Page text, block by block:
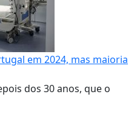
em 2024, mas maioria
dos 30 anos, que o